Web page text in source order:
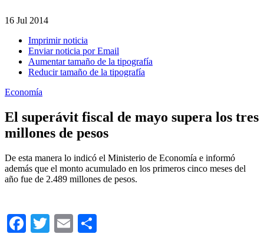
16 Jul 2014
Imprimir noticia
Enviar noticia por Email
Aumentar tamaño de la tipografía
Reducir tamaño de la tipografía
Economía
El superávit fiscal de mayo supera los tres
millones de pesos
De esta manera lo indicó el Ministerio de Economía e informó
además que el monto acumulado en los primeros cinco meses del
año fue de 2.489 millones de pesos.
Facebook
TwitterEmail